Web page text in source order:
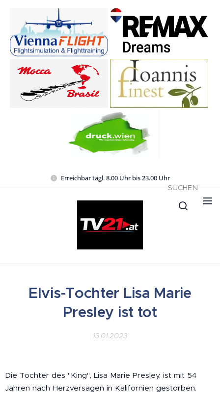
Erreichbar tägl. 8.00 Uhr bis 23.00 Uhr
SUCHEN
Elvis-Tochter Lisa Marie
Presley ist tot
13.01.2023
Die Tochter des "King", Lisa Marie Presley, ist mit 54
Jahren nach Herzversagen in Kalifornien gestorben.